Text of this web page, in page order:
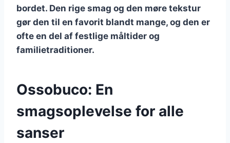
bordet. Den rige smag og den møre tekstur
gør den til en favorit blandt mange, og den er
ofte en del af festlige måltider og
familietraditioner.
Ossobuco: En
smagsoplevelse for alle
sanser